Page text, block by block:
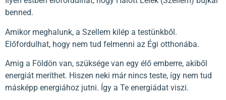
benned.
Amikor meghalunk, a Szellem kilép a testünkből.
Előfordulhat, hogy nem tud felmenni az Égi otthonába.
Amig a Földön van, szüksége van egy élő emberre, akiből
energiát meríthet. Hiszen neki már nincs teste, így nem tud
másképp energiához jutni. Így a Te energiádat viszi.